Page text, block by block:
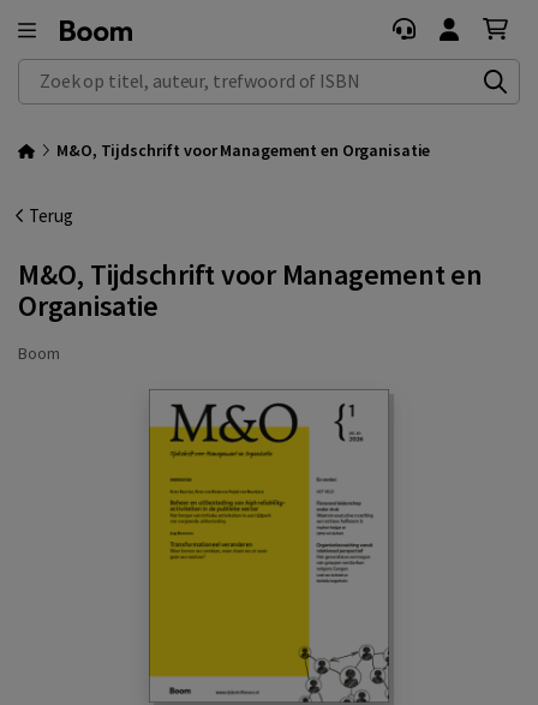
Zoek op titel, auteur, trefwoord of ISBN
M&O, Tijdschrift voor Management en Organisatie
Terug
M&O, Tijdschrift voor Management en
Organisatie
Boom